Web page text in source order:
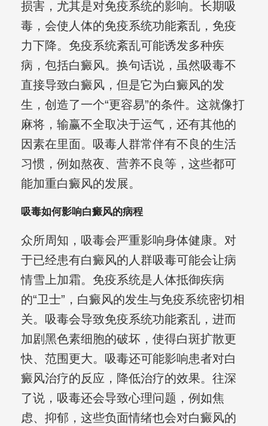
损害，尤其是对免疫系统的影响。长期吸
毒，会使人体的免疫系统功能紊乱，免疫
力下降。免疫系统紊乱可能诱发多种疾
病，包括白癜风。换句话说，虽然吸毒不
直接导致白癜风，但是它为白癜风的发
生，创造了一个“更容易”的条件。这就像打
麻将，输赢不全取决于运气，还有其他的
因素在里面。吸毒人群常伴有不良的生活
习惯，例如熬夜、营养不良等，这些都可
能加重白癜风的发展。
吸毒如何影响白癜风的病程
众所周知，吸毒会严重影响身体健康。对
于已经患有白癜风的人群吸毒可能会让病
情雪上加霜。免疫系统是人体抵御疾病
的“卫士”，白癜风的发生与免疫系统密切相
关。吸毒会导致免疫系统功能紊乱，进而
加剧黑色素细胞的破坏，使得白斑扩散更
快、范围更大。吸毒还可能影响患者对白
癜风治疗的反应，降低治疗的效果。往深
了说，吸毒还会导致心理问题，例如焦
虑、抑郁，这些负面情绪也会对白癜风的